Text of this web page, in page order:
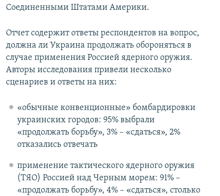
Соединенными Штатами Америки.
Отчет содержит ответы респондентов на вопрос,
должна ли Украина продолжать обороняться в
случае применения Россией ядерного оружия.
Авторы исследования привели несколько
сценариев и ответы на них:
«обычные конвенционные» бомбардировки
украинских городов: 95% выбрали
«продолжать борьбу», 3% – «сдаться», 2%
отказались отвечать
применение тактического ядерного оружия
(ТЯО) Россией над Черным морем: 91% –
«продолжать борьбу», 4% – «сдаться», столько